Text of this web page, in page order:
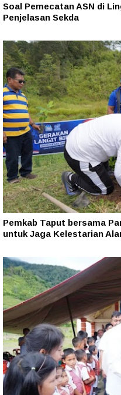
Soal Pemecatan ASN di
Penjelasan Sekda
Pemkab Taput bersama
untuk Jaga Kelestarian